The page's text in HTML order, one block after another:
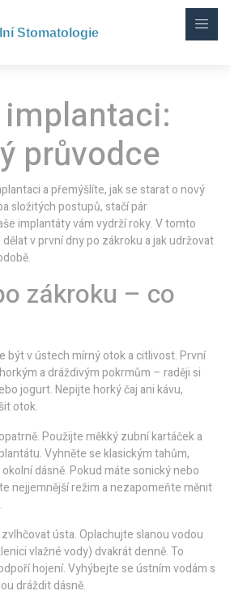
průvodce
a přemýšlíte, jak se starat o nový
složitých postupů, stačí pár
implantáty vám vydrží roky. V tomto
v první dny po zákroku a jak udržovat
zákroku – co
být v ústech mírný otok a citlivost. První
a dráždivým pokrmům – raději si
jogurt. Nepijte horký čaj ani kávu,
otok.
Použijte měkký zubní kartáček a
Vyhněte se klasickým tahům,
dásně. Pokud máte sonický nebo
nejjemnější režim a nezapomeňte měnit
ústa. Oplachujte slanou vodou
vlažné vody) dvakrát denně. To
hojení. Vyhýbejte se ústním vodám s
dráždit dásně.